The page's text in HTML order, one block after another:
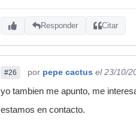
Responder Citar
#26 por pepe cactus el 23/10/
yo tambien me apunto, me
estamos en contacto.